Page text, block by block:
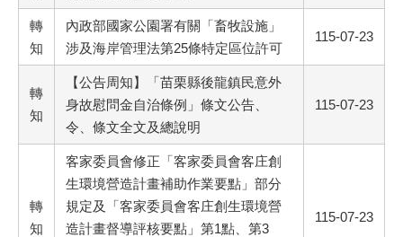
轉
知
內政部國家公園署有關「畜牧設施」
涉及海岸管理法第25條特定區位許可
115-07-23
轉
知
【公告周知】「苗栗縣後龍鎮民意外
身故慰問金自治條例」條文公告、
令、條文全文及總說明
115-07-23
轉
知
客家委員會修正「客家委員會客庄創
生環境營造計畫補助作業要點」部分
規定及「客家委員會客庄創生環境營
造計畫督導評核要點」第1點、第3
115-07-23